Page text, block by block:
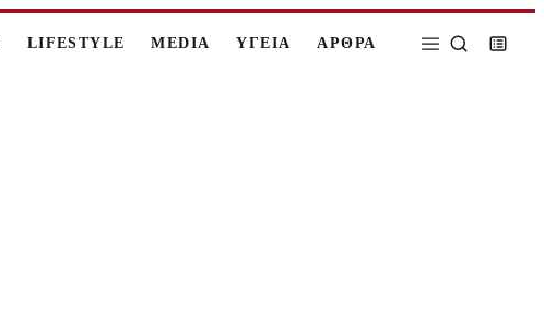
LIFESTYLE MEDIA ΥΓΕΙΑ ΑΡΘΡΑ